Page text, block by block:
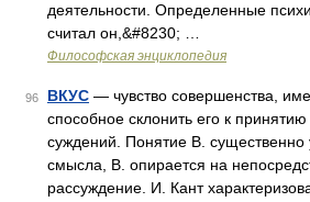
деятельности. Определенные
считал он,&#8230; …
Философская энциклопедия
96 ВКУС — чувство совершенства,
способное склонить его к
суждений. Понятие В. существенно
смысла, В. опирается на
рассуждение. И. Кант